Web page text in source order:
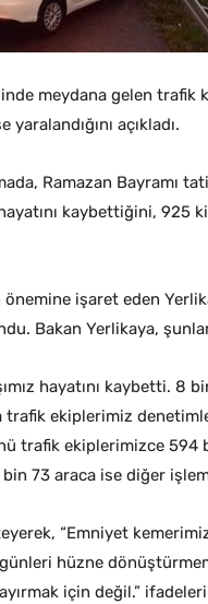
meydana gelen trafik
açıkladı.
Ramazan Bayramı
kaybettiğini, 925
işaret eden
Bakan Yerlikaya,
hayatını kaybetti. 8
trafik ekiplerimiz
trafik ekiplerimizce 594
73 araca ise diğer
“Emniyet
hüzne
için değil.”